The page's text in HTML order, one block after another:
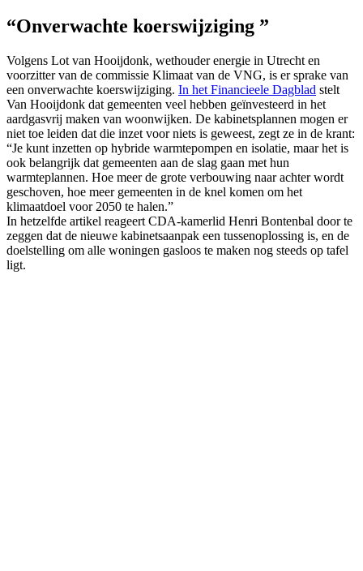
“Onverwachte koerswijziging ”
Volgens Lot van Hooijdonk, wethouder energie in Utrecht en
voorzitter van de commissie Klimaat van de VNG, is er sprake van
een onverwachte koerswijziging. In het Financieele Dagblad stelt
Van Hooijdonk dat gemeenten veel hebben geïnvesteerd in het
aardgasvrij maken van woonwijken. De kabinetsplannen mogen er
niet toe leiden dat die inzet voor niets is geweest, zegt ze in de krant:
“Je kunt inzetten op hybride warmtepompen en isolatie, maar het is
ook belangrijk dat gemeenten aan de slag gaan met hun
warmteplannen. Hoe meer de grote verbouwing naar achter wordt
geschoven, hoe meer gemeenten in de knel komen om het
klimaatdoel voor 2050 te halen.”
In hetzelfde artikel reageert CDA-kamerlid Henri Bontenbal door te
zeggen dat de nieuwe kabinetsaanpak een tussenoplossing is, en de
doelstelling om alle woningen gasloos te maken nog steeds op tafel
ligt.